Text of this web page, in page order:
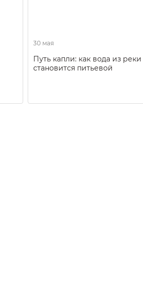
30 мая
Путь капли: как вода из реки
становится питьевой